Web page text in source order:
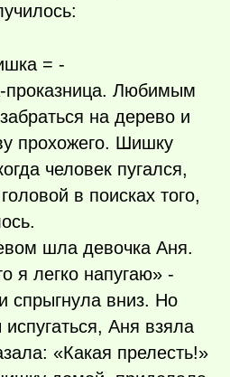
= -
Любимым
на дерево и
прохожего. Шишку
человек пугался,
в поисках того,
шла девочка Аня.
я легко напугаю» -
спрыгнула вниз. Но
Аня взяла
«Какая прелесть!»